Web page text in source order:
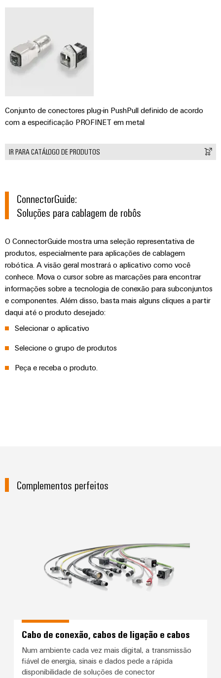
Conjunto de conectores plug-in PushPull definido de acordo
com a especificação PROFINET em metal
IR PARA CATÁLOGO DE PRODUTOS
ConnectorGuide:
Soluções para cablagem de robôs
O ConnectorGuide mostra uma seleção representativa de
produtos, especialmente para aplicações de cablagem
robótica. A visão geral mostrará o aplicativo como você
conhece. Mova o cursor sobre as marcações para encontrar
informações sobre a tecnologia de conexão para subconjuntos
e componentes. Além disso, basta mais alguns cliques a partir
daqui até o produto desejado:
Selecionar o aplicativo
Selecione o grupo de produtos
Peça e receba o produto.
Complementos perfeitos
Cabo de conexão, cabos de ligação e cabos
Num ambiente cada vez mais digital, a transmissão
fiável de energia, sinais e dados pede a rápida
disponibilidade de soluções de conector